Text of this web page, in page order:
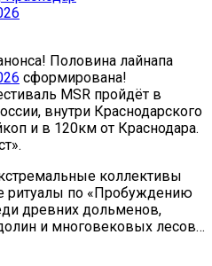
Половина лайнапа
сформирована!
MSR пройдёт в
внутри Краснодарского
и в 120км от Краснодара.
коллективы
ритуалы по «Пробуждению
древних дольменов,
и многовековых лесов…